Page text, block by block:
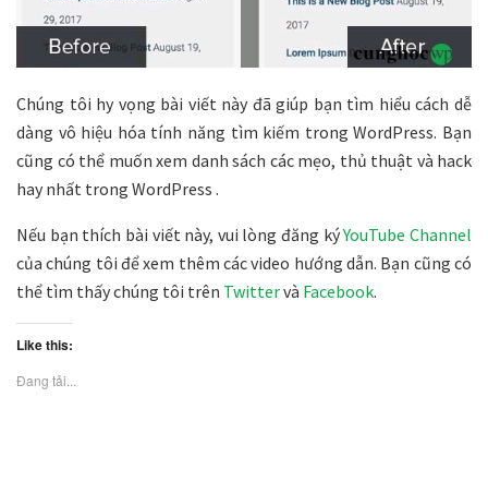
Chúng tôi hy vọng bài viết này đã giúp bạn tìm hiểu cách dễ
dàng vô hiệu hóa tính năng tìm kiếm trong WordPress. Bạn
cũng có thể muốn xem danh sách các mẹo, thủ thuật và hack
hay nhất trong WordPress .
Nếu bạn thích bài viết này, vui lòng đăng kýYouTube Channel
của chúng tôi để xem thêm các video hướng dẫn. Bạn cũng có
thể tìm thấy chúng tôi trên Twittervà Facebook.
Like this:
Đang tải...